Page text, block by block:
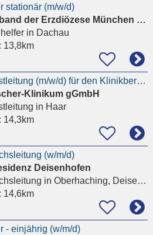
stationär (m/w/d)
Caritasverband der Erzdiözese München und Freising e. V. Hauptverwaltung
in Dachau
13,8km
Pflegedienstleitung (m/w/d) für den Klinikbereich Nord-Ost
Klinikum gGmbH
in Haar
14,3km
(w/m/d)
Deisenhofen
in Oberhaching, Deisenhofen
14,6km
- einjährig (w/m/d)